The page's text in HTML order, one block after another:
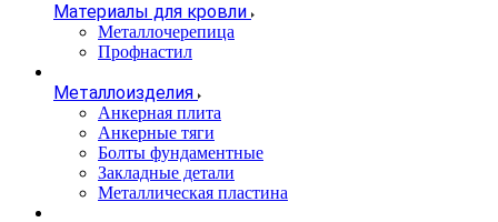
Материалы для кровли
Металлочерепица
Профнастил
Металлоизделия
Анкерная плита
Анкерные тяги
Болты фундаментные
Закладные детали
Металлическая пластина